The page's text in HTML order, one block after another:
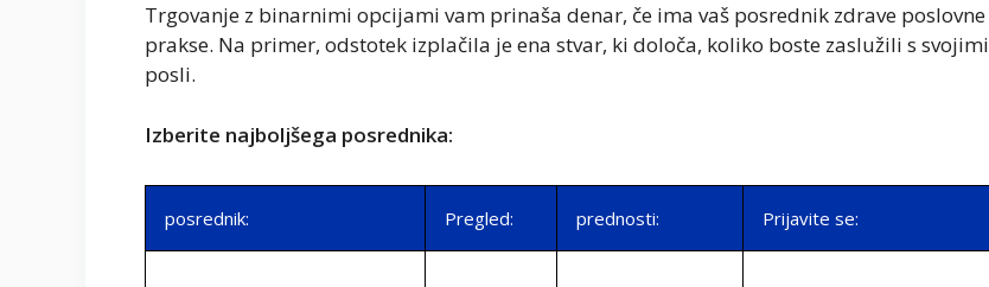
Trgovanje z binarnimi opcijami vam prinaša denar, če ima vaš posrednik zdrave poslovne
prakse. Na primer, odstotek izplačila je ena stvar, ki določa, koliko boste zaslužili s svojimi
posli.
Izberite najboljšega posrednika:
posrednik: Pregled: prednosti: Prijavite se: